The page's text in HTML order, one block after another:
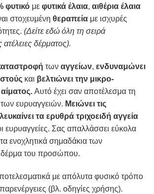
φυτικό με φυτικά έλαια, αιθέρια έλαια
στοχευμένη θεραπεία με ισχυρές
(Δείτε εδώ όλη τη σειρά
δέρματος).
των αγγείων, ενδυναμώνει
και βελτιώνει την μικρο-
Αυτό έχει σαν αποτέλεσμα τη
ευρυαγγειών. Mειώνει τις
λευκαίνει τα ερυθρά τριχοειδή αγγεία
ευρυαγγείες. Σας απαλλάσσει εύκολα
ενοχλητικά σημαδάκια των
δέρμα του προσώπου.
με απόλυτα φυσικό τρόπο
(βλ. οδηγίες χρήσης).